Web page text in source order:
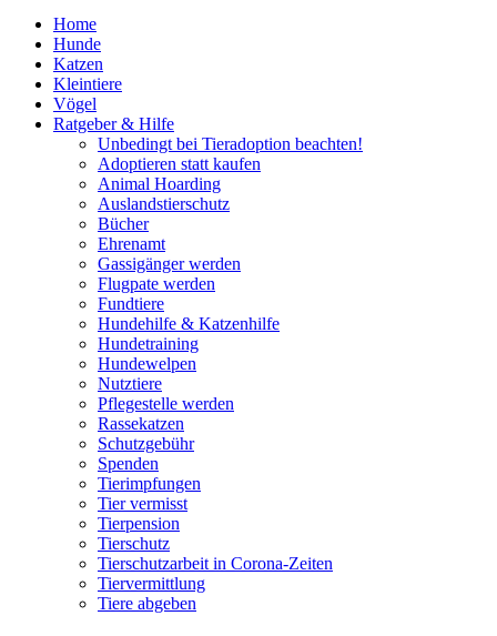
Home
Hunde
Katzen
Kleintiere
Vögel
Ratgeber & Hilfe
Unbedingt bei Tieradoption beachten!
Adoptieren statt kaufen
Animal Hoarding
Auslandstierschutz
Bücher
Ehrenamt
Gassigänger werden
Flugpate werden
Fundtiere
Hundehilfe & Katzenhilfe
Hundetraining
Hundewelpen
Nutztiere
Pflegestelle werden
Rassekatzen
Schutzgebühr
Spenden
Tierimpfungen
Tier vermisst
Tierpension
Tierschutz
Tierschutzarbeit in Corona-Zeiten
Tiervermittlung
Tiere abgeben